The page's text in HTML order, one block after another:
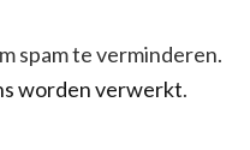
spam te verminderen.
worden verwerkt.